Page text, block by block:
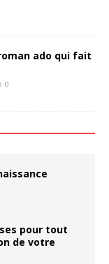
ado qui fait
0
pour tout
de votre